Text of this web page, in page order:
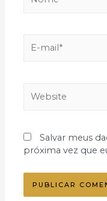
mail*
Salvar meus
próxima vez que